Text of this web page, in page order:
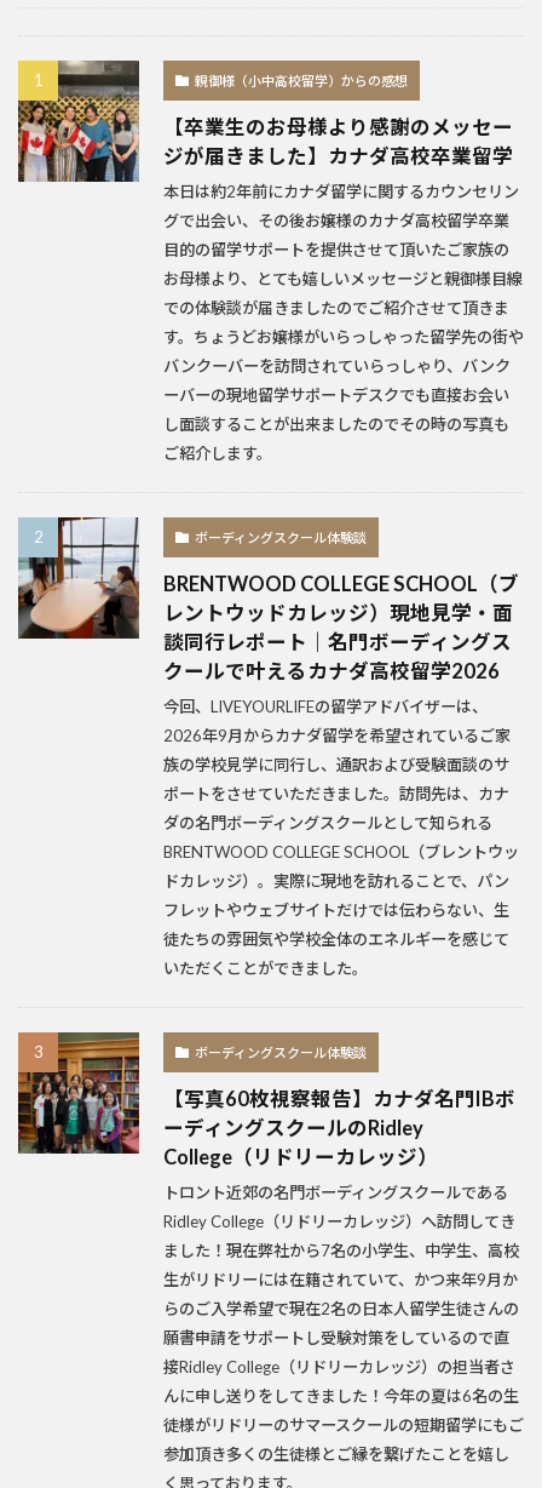
親御様（小中高校留学）からの感想
【卒業生のお母様より感謝のメッセー
ジが届きました】カナダ高校卒業留学
本日は約2年前にカナダ留学に関するカウンセリン
グで出会い、その後お嬢様のカナダ高校留学卒業
目的の留学サポートを提供させて頂いたご家族の
お母様より、とても嬉しいメッセージと親御様目線
での体験談が届きましたのでご紹介させて頂きま
す。ちょうどお嬢様がいらっしゃった留学先の街や
バンクーバーを訪問されていらっしゃり、バンク
ーバーの現地留学サポートデスクでも直接お会い
し面談することが出来ましたのでその時の写真も
ご紹介します。
ボーディングスクール体験談
BRENTWOOD COLLEGE SCHOOL（ブ
レントウッドカレッジ）現地見学・面
談同行レポート｜名門ボーディングス
クールで叶えるカナダ高校留学2026
今回、LIVEYOURLIFEの留学アドバイザーは、
2026年9月からカナダ留学を希望されているご家
族の学校見学に同行し、通訳および受験面談のサ
ポートをさせていただきました。訪問先は、カナ
ダの名門ボーディングスクールとして知られる
BRENTWOOD COLLEGE SCHOOL（ブレントウッ
ドカレッジ）。実際に現地を訪れることで、パン
フレットやウェブサイトだけでは伝わらない、生
徒たちの雰囲気や学校全体のエネルギーを感じて
いただくことができました。
ボーディングスクール体験談
【写真60枚視察報告】カナダ名門IBボ
ーディングスクールのRidley
College（リドリーカレッジ）
トロント近郊の名門ボーディングスクールである
Ridley College（リドリーカレッジ）へ訪問してき
ました！現在弊社から7名の小学生、中学生、高校
生がリドリーには在籍されていて、かつ来年9月か
らのご入学希望で現在2名の日本人留学生徒さんの
願書申請をサポートし受験対策をしているので直
接Ridley College（リドリーカレッジ）の担当者さ
んに申し送りをしてきました！今年の夏は6名の生
徒様がリドリーのサマースクールの短期留学にもご
参加頂き多くの生徒様とご縁を繋げたことを嬉し
く思っております。